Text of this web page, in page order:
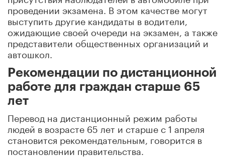
проведении экзамена. В этом качестве могут
выступить другие кандидаты в водители,
ожидающие своей очереди на экзамен, а также
представители общественных организаций и
автошкол.
Рекомендации по дистанционной
работе для граждан старше 65
лет
Перевод на дистанционный режим работы
людей в возрасте 65 лет и старше с 1 апреля
становится рекомендательным, говорится в
постановлении правительства.